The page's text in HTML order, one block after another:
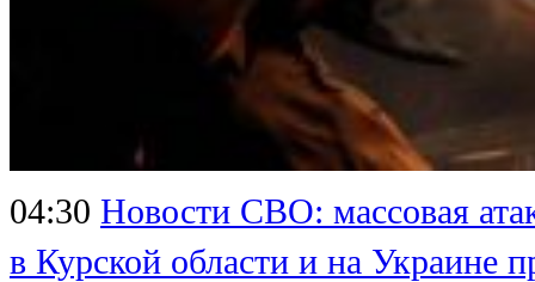
04:30 Новости СВО: массовая
в Курской области и на Украине